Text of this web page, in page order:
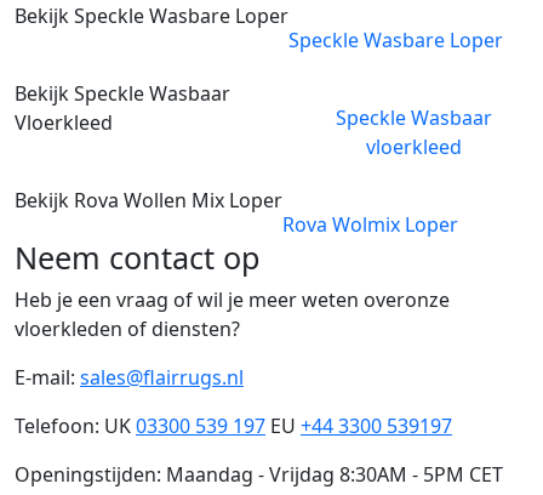
Bekijk Speckle Wasbare Loper
Speckle Wasbare Loper
Bekijk Speckle Wasbaar
Vloerkleed
Speckle Wasbaar
vloerkleed
Bekijk Rova Wollen Mix Loper
Rova Wolmix Loper
Neem contact op
Heb je een vraag of wil je meer weten overonze
vloerkleden of diensten?
E-mail: sales@flairrugs.nl
Telefoon: UK03300 539 197 EU +44 3300 539197
Openingstijden: Maandag - Vrijdag 8:30AM - 5PM CET